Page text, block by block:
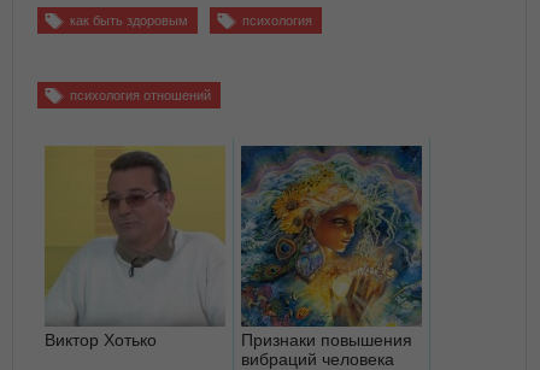
как быть здоровым психология
психология отношений
Виктор Хотько
Признаки повышения
вибраций человека